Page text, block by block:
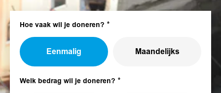
Hoe vaak wil je doneren?
Eenmalig Maandelijks
Welk bedrag wil je doneren?